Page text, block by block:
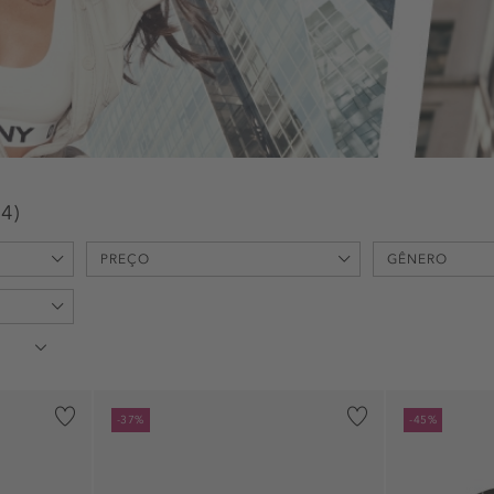
)
PREÇO GÊNERO
-37% -45%